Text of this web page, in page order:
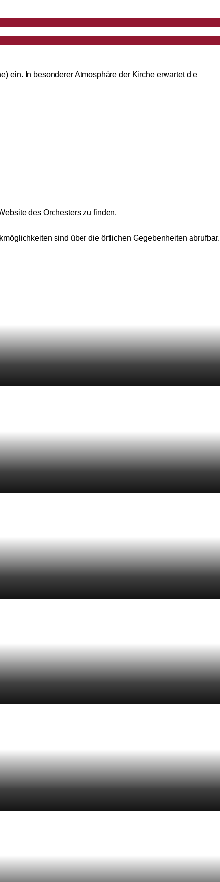
ein. In besonderer Atmosphäre der Kirche erwartet die
des Orchesters zu finden.
sind über die örtlichen Gegebenheiten abrufbar.